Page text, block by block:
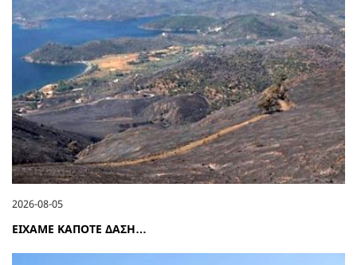
2026-08-05
ΕΙΧΑΜΕ ΚΑΠΟΤΕ ΔΑΣΗ…